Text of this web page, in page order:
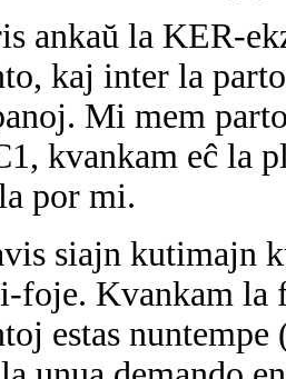
ankaŭ la KER-
kaj inter la
Mi mem
kvankam eĉ la
por mi.
siajn kutimajn
foje. Kvankam la
estas